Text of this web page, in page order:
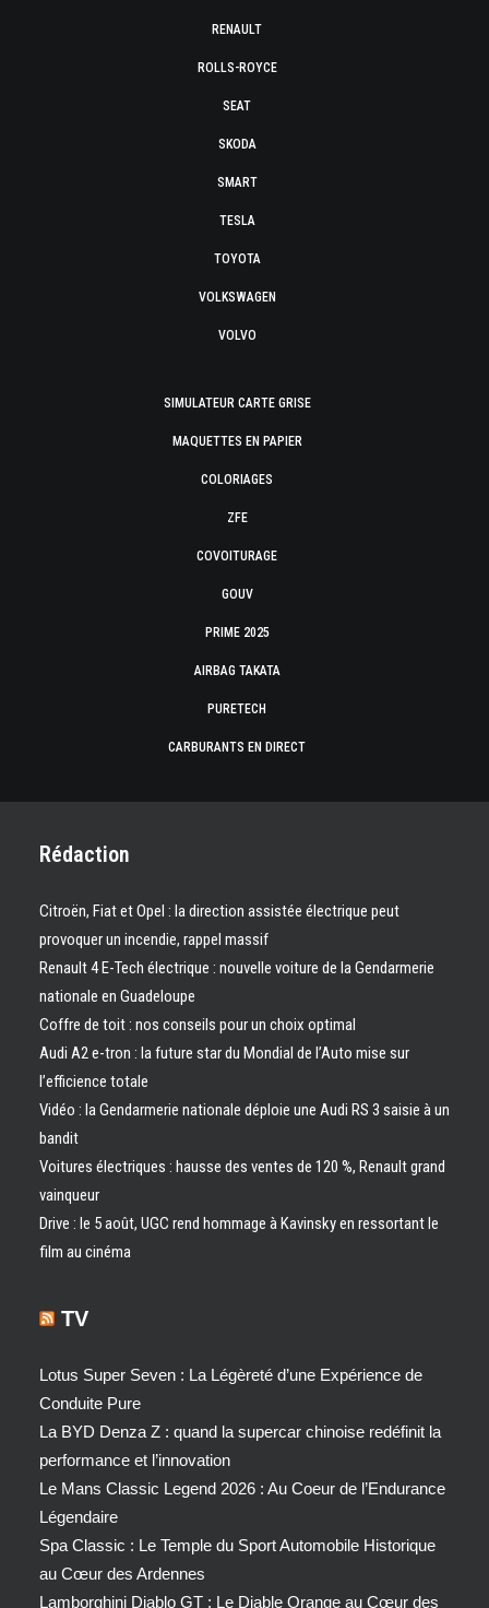
RENAULT
ROLLS-ROYCE
SEAT
SKODA
SMART
TESLA
TOYOTA
VOLKSWAGEN
VOLVO
SIMULATEUR CARTE GRISE
MAQUETTES EN PAPIER
COLORIAGES
ZFE
COVOITURAGE
GOUV
PRIME 2025
AIRBAG TAKATA
PURETECH
CARBURANTS EN DIRECT
Rédaction
Citroën, Fiat et Opel : la direction assistée électrique peut
provoquer un incendie, rappel massif
Renault 4 E-Tech électrique : nouvelle voiture de la Gendarmerie
nationale en Guadeloupe
Coffre de toit : nos conseils pour un choix optimal
Audi A2 e-tron : la future star du Mondial de l’Auto mise sur
l’efficience totale
Vidéo : la Gendarmerie nationale déploie une Audi RS 3 saisie à un
bandit
Voitures électriques : hausse des ventes de 120 %, Renault grand
vainqueur
Drive : le 5 août, UGC rend hommage à Kavinsky en ressortant le
film au cinéma
TV
Lotus Super Seven : La Légèreté d’une Expérience de
Conduite Pure
La BYD Denza Z : quand la supercar chinoise redéfinit la
performance et l’innovation
Le Mans Classic Legend 2026 : Au Coeur de l’Endurance
Légendaire
Spa Classic : Le Temple du Sport Automobile Historique
au Cœur des Ardennes
Lamborghini Diablo GT : Le Diable Orange au Cœur des